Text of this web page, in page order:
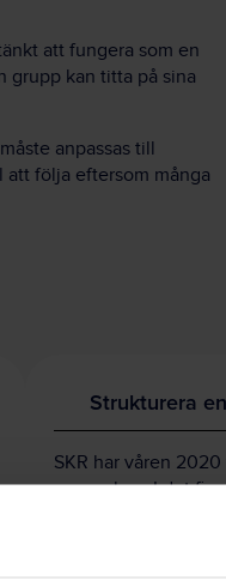
att fungera som en
grupp kan titta på sina
anpassas till
följa eftersom många
Strukturera
SKR har våren
samverkan. I det